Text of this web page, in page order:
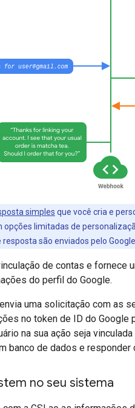
simples que você cria e
limitadas de
são enviados pelo
de contas e fornece
do perfil do Google.
uma solicitação com as
no token de ID do Google
na sua ação seja
banco de dados e responder
no seu sistema